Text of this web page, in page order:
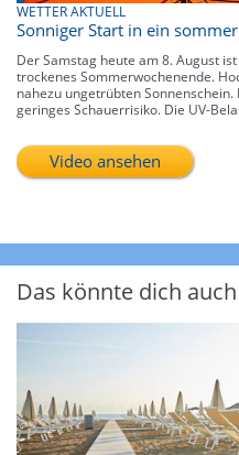
WETTER AKTUELL
Sonniger Start in ein
Der Samstag heute am 8. August
trockenes Sommerwochenende.
nahezu ungetrübten
geringes Schauerrisiko. Die UV-
Video ansehen
Das könnte dich